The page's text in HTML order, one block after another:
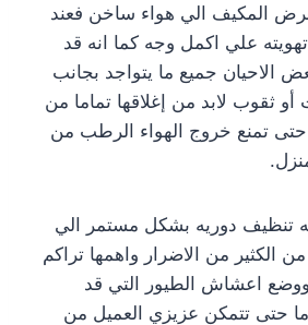
المكيف الي هواء ساخن فعند
علي اكمل وجه كما انه قد
الاحيان جميع ما يتواجد بجانب
ثقوب لابد من إغلاقها تماما من
حتى تمنع خروج الهواء الرطب من
تنظيف دوريه بشكل مستمر الي
الكثير من الاضرار واهمها تراكم
ووضع اعشاش الطيور التي قد
حتى تتمكن عزيزي العميل من